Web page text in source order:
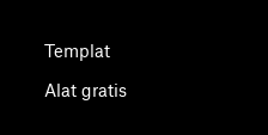
Templat
Alat gratis